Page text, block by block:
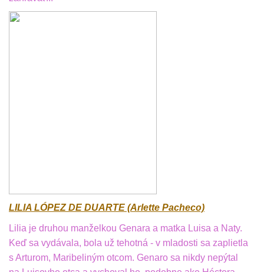
LILIA LÓPEZ DE DUARTE (Arlette Pacheco)
Lilia je druhou manželkou Genara a matka Luisa a Naty.
Keď sa vydávala, bola už tehotná - v mladosti sa zaplietla
s Arturom, Maribeliným otcom. Genaro sa nikdy nepýtal